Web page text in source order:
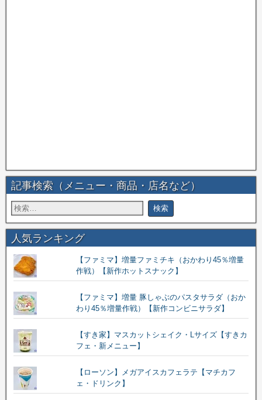
記事検索（メニュー・商品・店名など）
人気ランキング
【ファミマ】増量ファミチキ（おかわり45％増量
作戦）【新作ホットスナック】
【ファミマ】増量 豚しゃぶのパスタサラダ（おか
わり45％増量作戦）【新作コンビニサラダ】
【すき家】マスカットシェイク・Lサイズ【すきカ
フェ・新メニュー】
【ローソン】メガアイスカフェラテ【マチカフ
ェ・ドリンク】